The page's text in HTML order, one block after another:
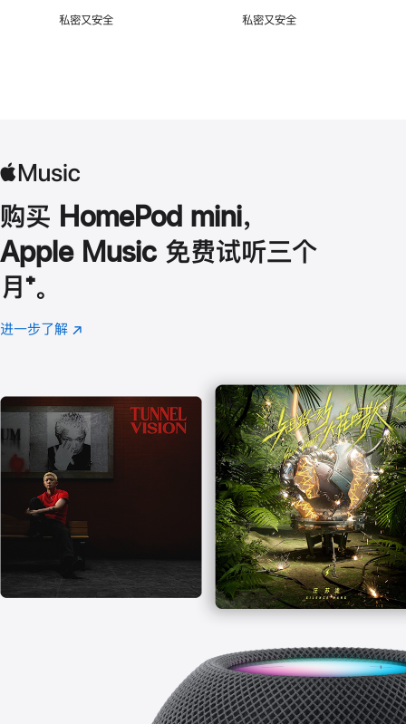
私密又安全 私密又安全
购买 HomePod mini，
Apple Music 免费试听三个
月 脚
注
⁺。
进一步了解 Apple
(在
口
中
打
开)